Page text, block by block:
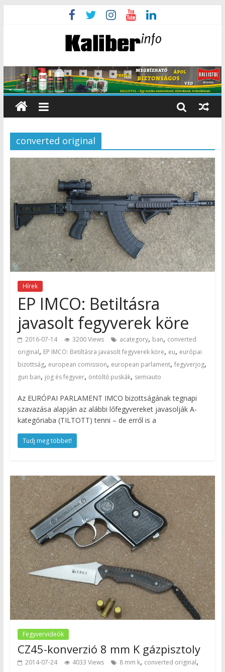
converted original
Hírek
EP IMCO: Betiltásra
javasolt fegyverek köre
2016-07-14 3200 Views acategory, ban, converted
original, EP IMCO: Betiltásra javasolt fegyverek köre, eu, európai
bizottság, european comission, european parlament, fegyverjog,
gun ban, jog és fegyver, öntöltő puskák, semiauto
Az EURÓPAI PARLAMENT IMCO bizottságának tegnapi
szavazása alapján az alábbi lőfegyvereket javasolják A-
kategóriaba (TILTOTT) tenni – de erről is a
Tudj meg többet!
Fegyvervideók
CZ45-konverzió 8 mm K gázpisztoly
2014-07-24 4033 Views 8 mm k, converted original,